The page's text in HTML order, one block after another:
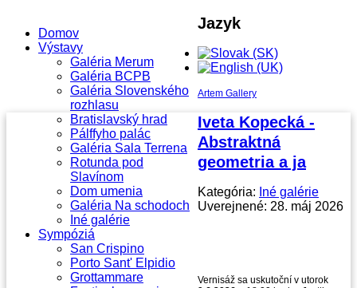
Domov
Výstavy
Galéria Merum
Galéria BCPB
Galéria Slovenského
rozhlasu
Bratislavský hrad
Pálffyho palác
Galéria Sala Terrena
Rotunda pod
Slavínom
Dom umenia
Galéria Na schodoch
Iné galérie
Sympóziá
San Crispino
Porto Sant' Elpidio
Grottammare
Jazyk
Artem Gallery
Iveta Kopecká -
Abstraktná
geometria a ja
Kategória: Iné galérie
Uverejnené: 28. máj 2026
Vernisáž sa uskutoční v utorok